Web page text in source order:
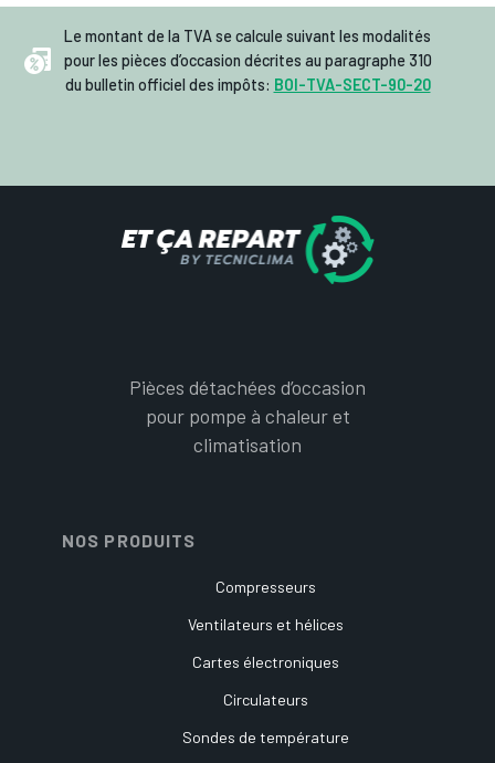
Le montant de la TVA se calcule suivant les modalités
pour les pièces d’occasion décrites au paragraphe 310
du bulletin officiel des impôts: BOI-TVA-SECT-90-20
Pièces détachées d’occasion
pour pompe à chaleur et
climatisation
NOS PRODUITS
Compresseurs
Ventilateurs et hélices
Cartes électroniques
Circulateurs
Sondes de température